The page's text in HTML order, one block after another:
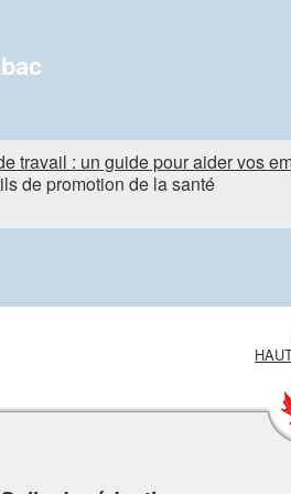
travail : un guide pour aider vos
de promotion de la santé